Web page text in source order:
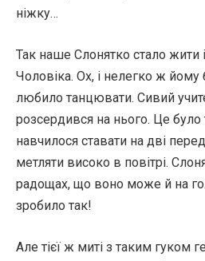
ніжку…
Так наше Слонятко стало жити
Чоловіка. Ох, і нелегко ж
любило танцювати. Сивий
розсердився на нього. Це було
навчилося ставати на дві
метляти високо в повітрі.
радощах, що воно може й на
зробило так!
Але тієї ж миті з таким гуком